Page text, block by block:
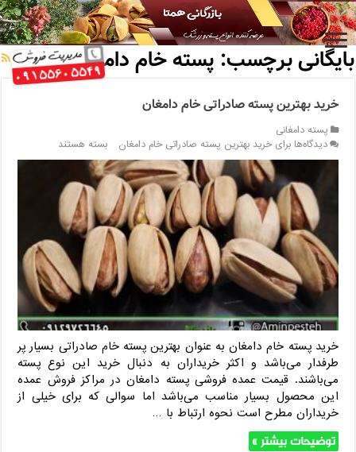
خانه / بایگانی برچسب: پسته خام دامغان
بایگانی برچسب: پسته خام دامغان
خرید بهترین پسته صادراتی خام دامغان
پسته دامغانی
دیدگاه‌هابرای خرید بهترین پسته صادراتی خام دامغان بسته هستند
خرید پسته خام دامغان به عنوان بهترین پسته خام صادراتی بسیار پر
طرفدار می‌باشد و اکثر خریداران به دنبال خرید این نوع پسته
می‌باشند. قیمت عمده فروشی پسته دامغان در مراکز فروش عمده
این محصول بسیار مناسب می‌باشد اما سوالی که برای خیلی از
خریداران مطرح است نحوه ارتباط با …
توضیحات بیشتر »